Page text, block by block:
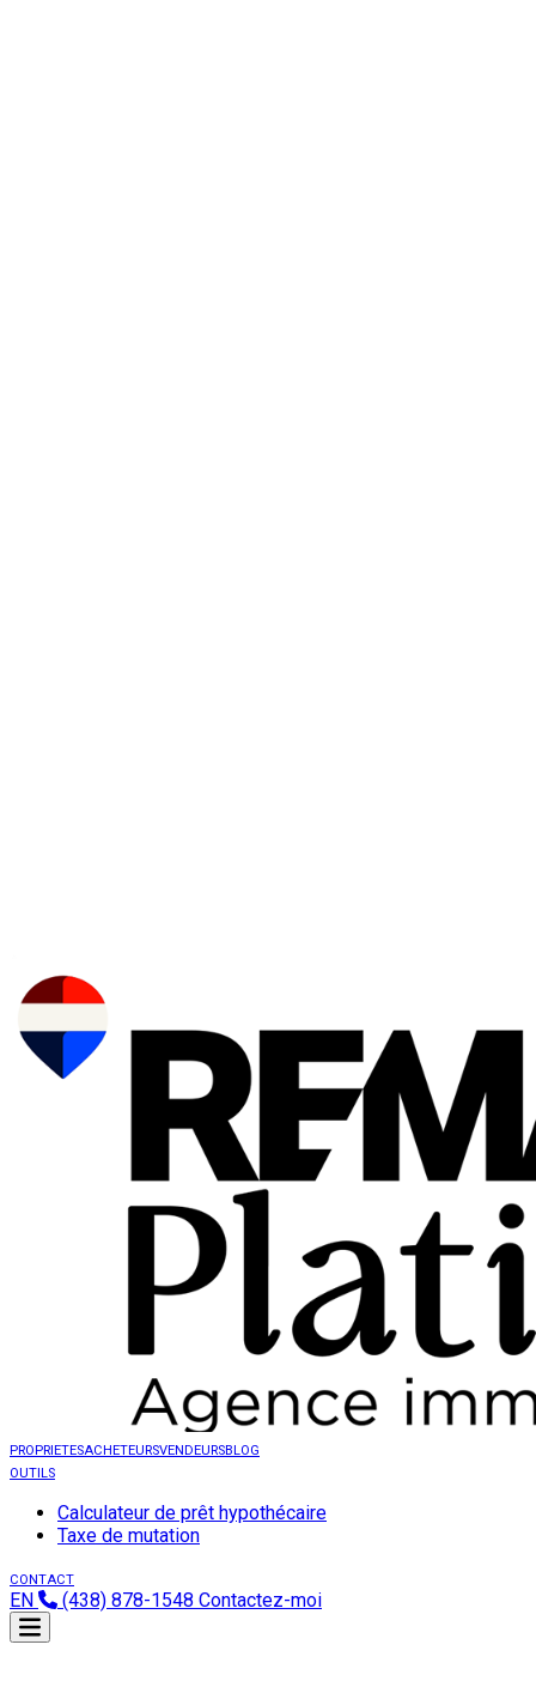
PROPRIETESACHETEURSVENDEURSBLOG
OUTILS
Calculateur de prêt hypothécaire
Taxe de mutation
CONTACT
EN (438) 878-1548 Contactez-moi